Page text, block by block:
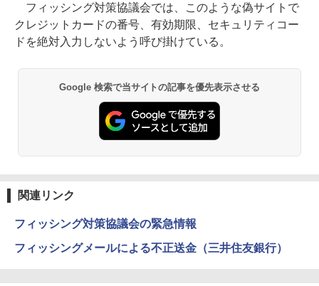
フィッシング対策協議会では、このような偽サイトで
クレジットカードの番号、有効期限、セキュリティコー
ドを絶対入力しないよう呼び掛けている。
Google 検索で当サイトの記事を優先表示させる
関連リンク
フィッシング対策協議会の緊急情報
フィッシングメールによる不正送金（三井住友銀行）